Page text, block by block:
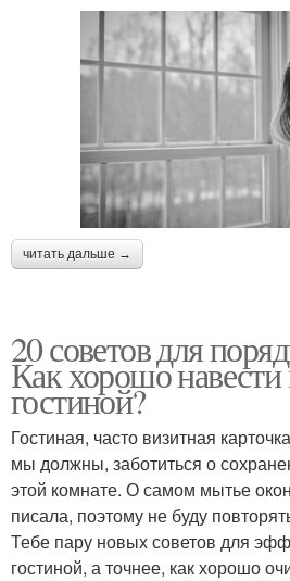
читать дальше →
20 советов для
Как хорошо навести
гостиной?
Гостиная, часто визитная
мы должны, заботиться о
этой комнате. О самом мытье
писала, поэтому не буду
Тебе пару новых советов для
гостиной, а точнее, как хорошо